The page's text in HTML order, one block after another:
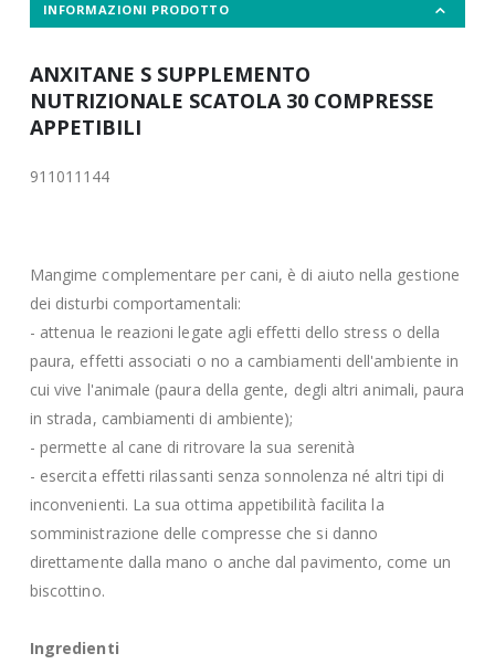
INFORMAZIONI PRODOTTO
ANXITANE S SUPPLEMENTO
NUTRIZIONALE SCATOLA 30 COMPRESSE
APPETIBILI
911011144
Mangime complementare per cani, è di aiuto nella gestione
dei disturbi comportamentali:
- attenua le reazioni legate agli effetti dello stress o della
paura, effetti associati o no a cambiamenti dell'ambiente in
cui vive l'animale (paura della gente, degli altri animali, paura
in strada, cambiamenti di ambiente);
- permette al cane di ritrovare la sua serenità
- esercita effetti rilassanti senza sonnolenza né altri tipi di
inconvenienti. La sua ottima appetibilità facilita la
somministrazione delle compresse che si danno
direttamente dalla mano o anche dal pavimento, come un
biscottino.
Ingredienti